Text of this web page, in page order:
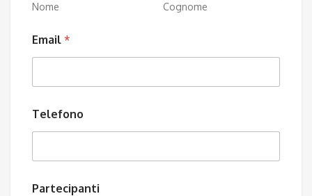
Nome Cognome
Email *
Telefono
Partecipanti